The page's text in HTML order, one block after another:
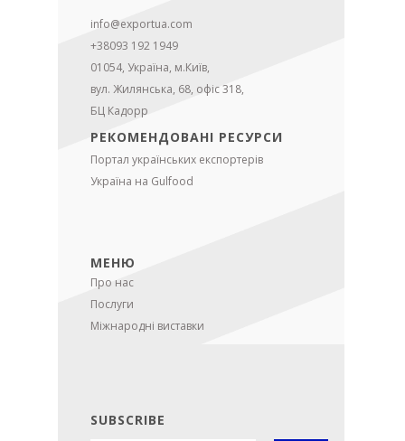
Портал українських експортерів
Україна на Gulfood
Про нас
Послуги
Міжнародні виставки
info@exportua.com
+38093 192 1949
01054, Україна, м.Київ,
вул. Жилянська, 68, офіс 318,
БЦ Кадорр
SUBSCRIBE
МЕНЮ
РЕКОМЕНДОВАНІ РЕСУРСИ